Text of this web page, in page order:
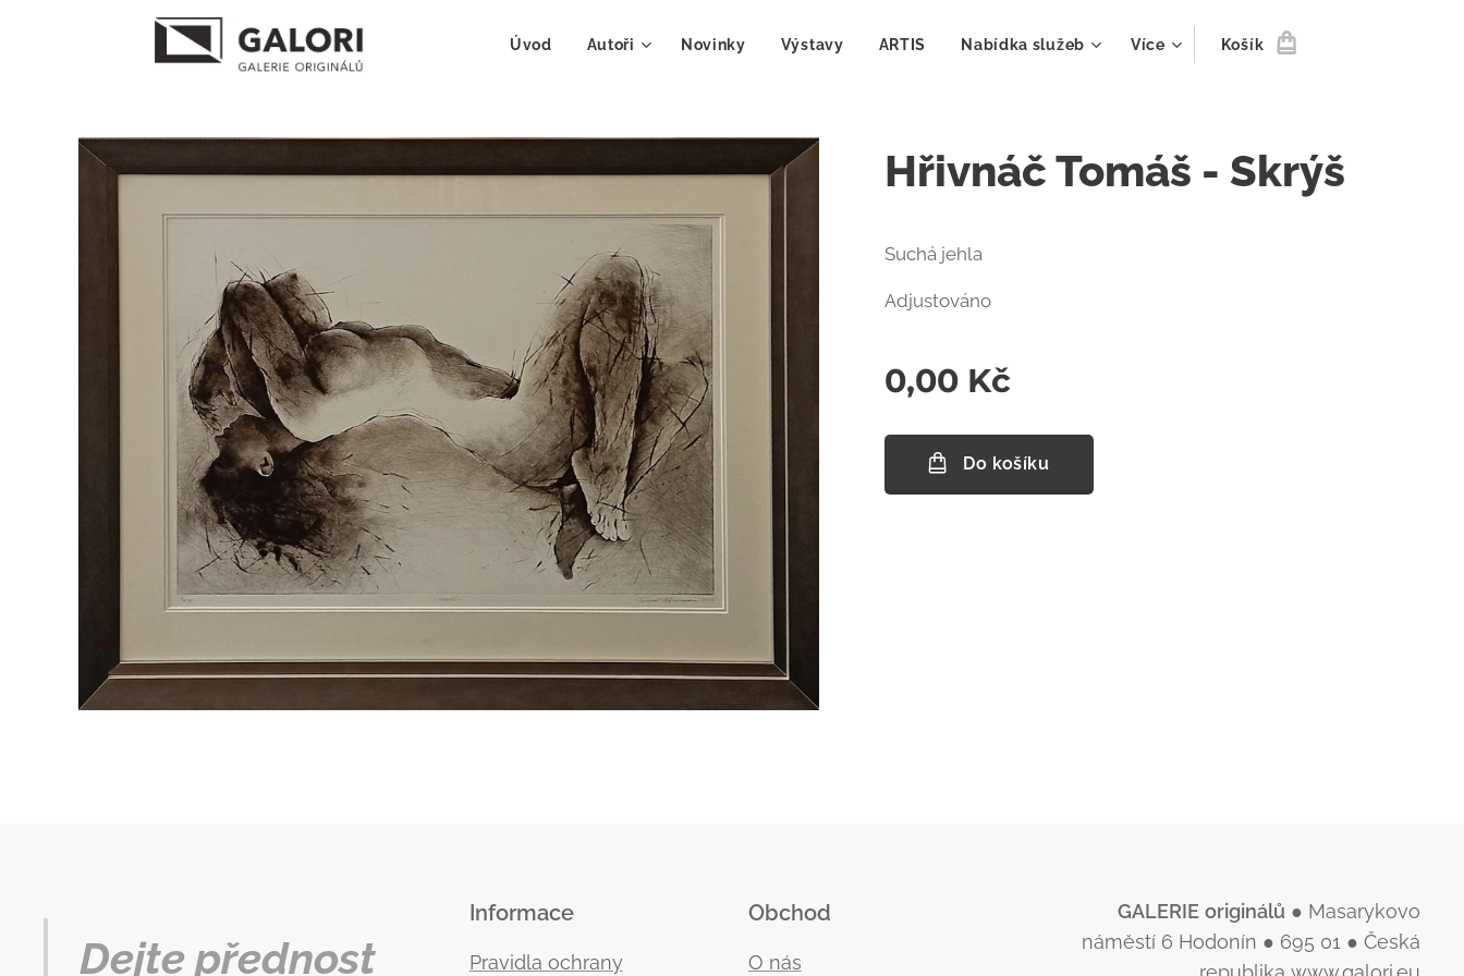
Úvod Autoři Novinky Výstavy ARTIS Nabídka služeb Více Košík
Hřivnáč Tomáš - Skrýš
Suchá jehla
Adjustováno
0,00 Kč
Do košíku
Dejte přednost
Informace
Pravidla ochrany
Obchod
O nás
GALERIE originálů ● Masarykovo
náměstí 6 Hodonín ● 695 01 ● Česká